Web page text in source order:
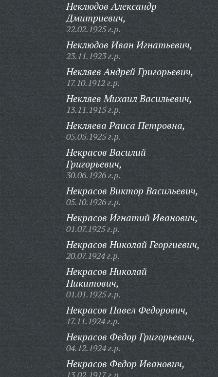
Неклюдов Александр
Дмитриевич,
22.02.1925 г.р.
Неклюдов Иван Игнатьевич,
23.11.1923 г.р.
Некляев Андрей Григорьевич,
17.10.1912 г.р.
Некляев Михаил Васильевич,
13.11.1915 г.р.
Некляева Раиса Петровна,
05.05.1925 г.р.
Некрасов Василий
Григорьевич,
30.06.1926 г.р.
Некрасов Виктор Васильевич,
05.10.1926 г.р.
Некрасов Игнатий Иванович,
01.07.1925 г.р.
Некрасов Николай Георгиевич,
20.07.1924 г.р.
Некрасов Николай
Никитович,
01.01.1925 г.р.
Некрасов Павел Федорович,
17.11.1924 г.р.
Некрасов Федор Григорьевич,
04.12.1924 г.р.
Некрасов Федор Иванович,
13.02.1917 г.р.